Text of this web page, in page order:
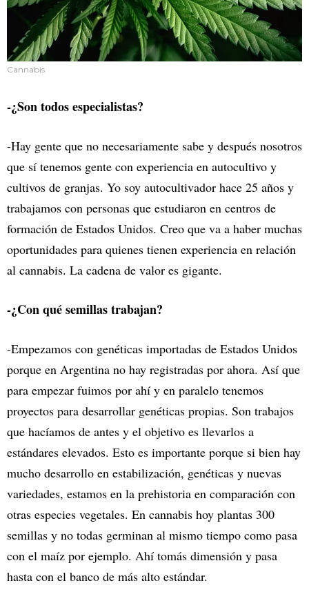
Cannabis
-¿Son todos especialistas?
-Hay gente que no necesariamente sabe y después nosotros
que sí tenemos gente con experiencia en autocultivo y
cultivos de granjas. Yo soy autocultivador hace 25 años y
trabajamos con personas que estudiaron en centros de
formación de Estados Unidos. Creo que va a haber muchas
oportunidades para quienes tienen experiencia en relación
al cannabis. La cadena de valor es gigante.
-¿Con qué semillas trabajan?
-Empezamos con genéticas importadas de Estados Unidos
porque en Argentina no hay registradas por ahora. Así que
para empezar fuimos por ahí y en paralelo tenemos
proyectos para desarrollar genéticas propias. Son trabajos
que hacíamos de antes y el objetivo es llevarlos a
estándares elevados. Esto es importante porque si bien hay
mucho desarrollo en estabilización, genéticas y nuevas
variedades, estamos en la prehistoria en comparación con
otras especies vegetales. En cannabis hoy plantas 300
semillas y no todas germinan al mismo tiempo como pasa
con el maíz por ejemplo. Ahí tomás dimensión y pasa
hasta con el banco de más alto estándar.